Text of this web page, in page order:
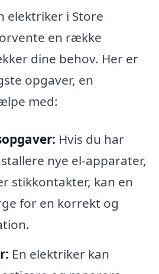
elektriker i Store
en række
dine behov. Her er
opgaver, en
med:
Hvis du har
nye el-apparater,
stikkontakter, kan en
for en korrekt og
En elektriker kan